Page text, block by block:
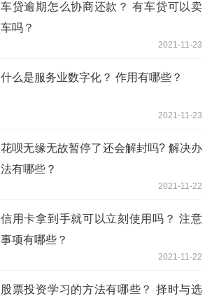
车贷逾期怎么协商还款？ 有车贷可以卖
车吗？
2021-11-23
什么是服务业数字化？ 作用有哪些？
2021-11-23
花呗无缘无故暂停了还会解封吗? 解决办
法有哪些？
2021-11-22
信用卡拿到手就可以立刻使用吗？ 注意
事项有哪些？
2021-11-22
股票投资学习的方法有哪些？ 择时与选